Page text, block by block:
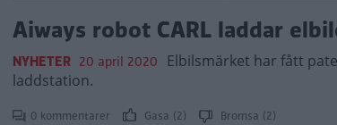
Aiways robot CARL laddar
NYHETER 20 april 2020 Elbilsmärket har fått
laddstation.
0 kommentarer Gasa (2) Bromsa (2)